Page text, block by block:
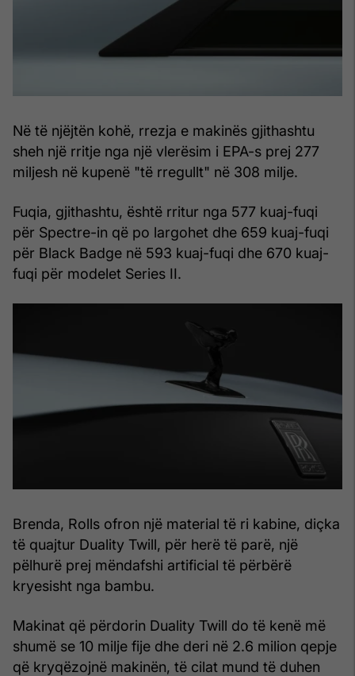
Në të njëjtën kohë, rrezja e makinës gjithashtu
sheh një rritje nga një vlerësim i EPA-s prej 277
miljesh në kupenë "të rregullt" në 308 milje.
Fuqia, gjithashtu, është rritur nga 577 kuaj-fuqi
për Spectre-in që po largohet dhe 659 kuaj-fuqi
për Black Badge në 593 kuaj-fuqi dhe 670 kuaj-
fuqi për modelet Series II.
Brenda, Rolls ofron një material të ri kabine, diçka
të quajtur Duality Twill, për herë të parë, një
pëlhurë prej mëndafshi artificial të përbërë
kryesisht nga bambu.
Makinat që përdorin Duality Twill do të kenë më
shumë se 10 milje fije dhe deri në 2.6 milion qepje
që kryqëzojnë makinën, të cilat mund të duhen